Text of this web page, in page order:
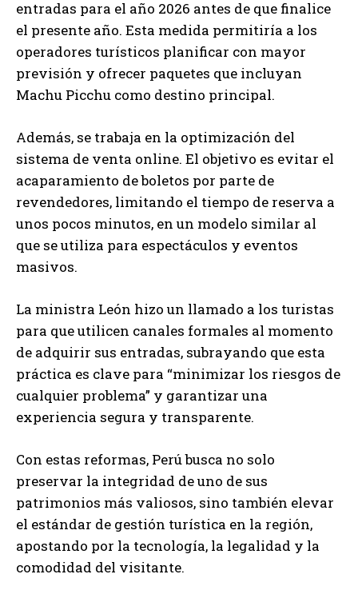
entradas para el año 2026 antes de que finalice
el presente año. Esta medida permitiría a los
operadores turísticos planificar con mayor
previsión y ofrecer paquetes que incluyan
Machu Picchu como destino principal.
Además, se trabaja en la optimización del
sistema de venta online. El objetivo es evitar el
acaparamiento de boletos por parte de
revendedores, limitando el tiempo de reserva a
unos pocos minutos, en un modelo similar al
que se utiliza para espectáculos y eventos
masivos.
La ministra León hizo un llamado a los turistas
para que utilicen canales formales al momento
de adquirir sus entradas, subrayando que esta
práctica es clave para “minimizar los riesgos de
cualquier problema” y garantizar una
experiencia segura y transparente.
Con estas reformas, Perú busca no solo
preservar la integridad de uno de sus
patrimonios más valiosos, sino también elevar
el estándar de gestión turística en la región,
apostando por la tecnología, la legalidad y la
comodidad del visitante.